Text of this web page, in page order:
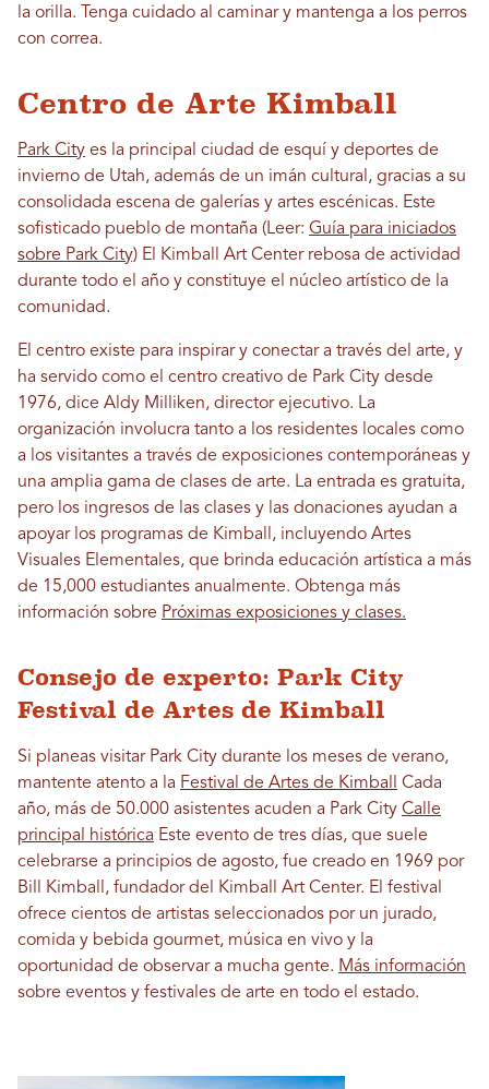
la orilla. Tenga cuidado al caminar y mantenga a los perros
con correa.
Centro de Arte Kimball
Park City es la principal ciudad de esquí y deportes de
invierno de Utah, además de un imán cultural, gracias a su
consolidada escena de galerías y artes escénicas. Este
sofisticado pueblo de montaña (Leer: Guía para iniciados
sobre Park City) El Kimball Art Center rebosa de actividad
durante todo el año y constituye el núcleo artístico de la
comunidad.
El centro existe para inspirar y conectar a través del arte, y
ha servido como el centro creativo de Park City desde
1976, dice Aldy Milliken, director ejecutivo. La
organización involucra tanto a los residentes locales como
a los visitantes a través de exposiciones contemporáneas y
una amplia gama de clases de arte. La entrada es gratuita,
pero los ingresos de las clases y las donaciones ayudan a
apoyar los programas de Kimball, incluyendo Artes
Visuales Elementales, que brinda educación artística a más
de 15,000 estudiantes anualmente. Obtenga más
información sobre Próximas exposiciones y clases.
Consejo de experto: Park City
Festival de Artes de Kimball
Si planeas visitar Park City durante los meses de verano,
mantente atento a la Festival de Artes de Kimball
Cada
año, más de 50.000 asistentes acuden a Park City Calle
principal histórica Este evento de tres días, que suele
celebrarse a principios de agosto, fue creado en 1969 por
Bill Kimball, fundador del Kimball Art Center. El festival
ofrece cientos de artistas seleccionados por un jurado,
comida y bebida gourmet, música en vivo y la
oportunidad de observar a mucha gente. Más información
sobre eventos y festivales de arte en todo el estado.